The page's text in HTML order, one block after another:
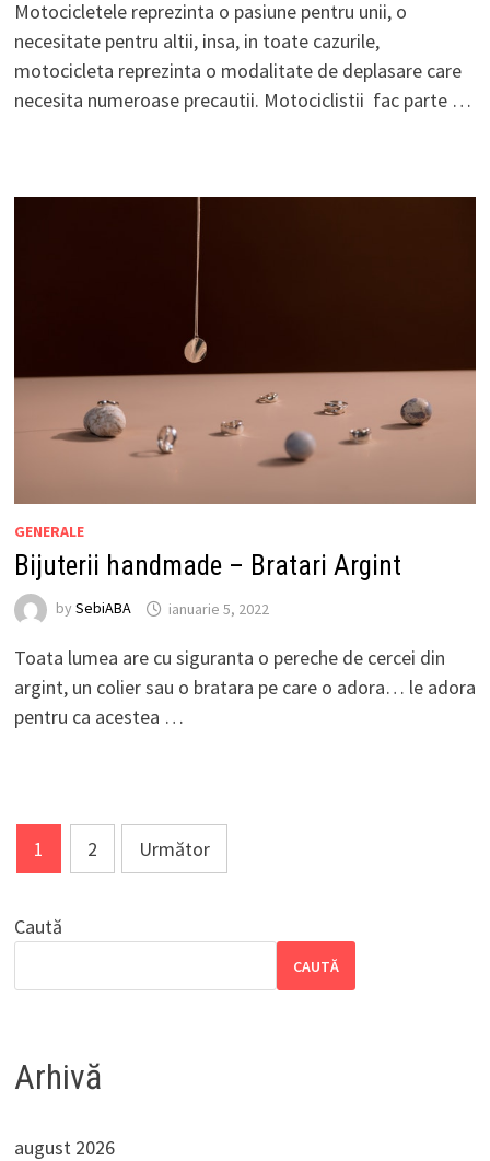
Motocicletele reprezinta o pasiune pentru unii, o
necesitate pentru altii, insa, in toate cazurile,
motocicleta reprezinta o modalitate de deplasare care
necesita numeroase precautii. Motociclistii fac parte …
GENERALE
Bijuterii handmade – Bratari Argint
by SebiABA ianuarie 5, 2022
Toata lumea are cu siguranta o pereche de cercei din
argint, un colier sau o bratara pe care o adora… le adora
pentru ca acestea …
Paginație
articole
1 2 Următor
Caută
CAUTĂ
Arhivă
august 2026